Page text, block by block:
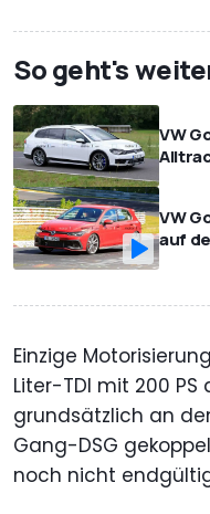
So geht's
VW
VW
auf
Einzige
Liter-TDI mit 200 PS
grundsätzlich an
Gang-DSG
noch nicht